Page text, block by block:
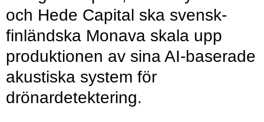
och Hede Capital ska svensk-
finländska Monava skala upp
produktionen av sina AI-baserade
akustiska system för
drönardetektering.